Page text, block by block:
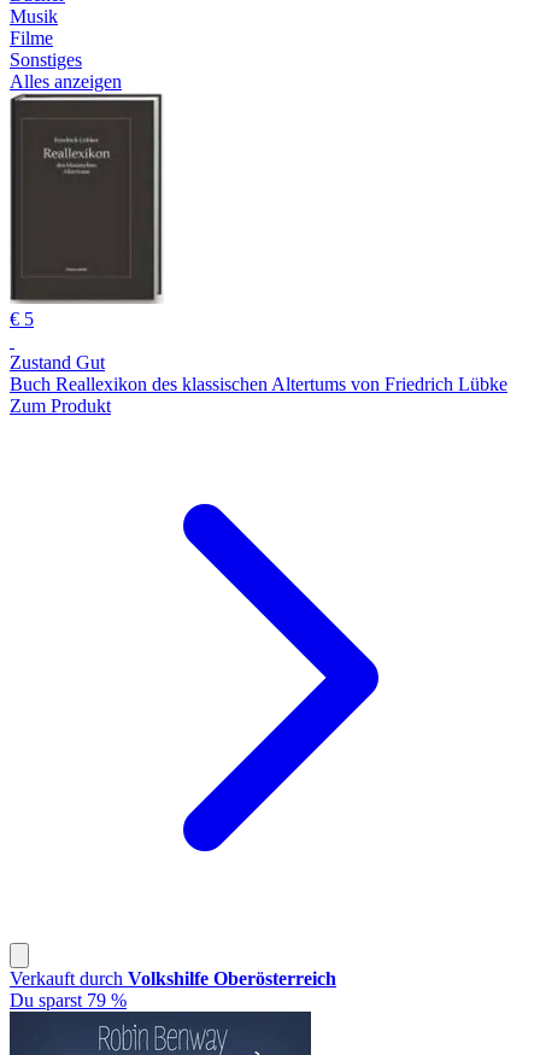
Musik
Filme
Sonstiges
Alles anzeigen
€ 5
Zustand Gut
Buch Reallexikon des klassischen Altertums von Friedrich Lübke
Zum Produkt
Verkauft durch Volkshilfe Oberösterreich
Du sparst 79 %